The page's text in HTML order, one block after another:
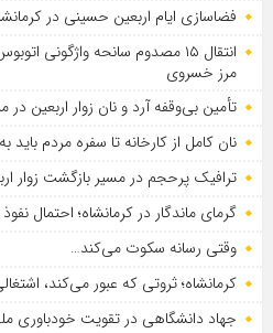
فضاسازی ایام اربعین حسینی در
انتقال ۱۵ مصدوم سانحه واژگونی
مرز خسروی
تأمین بی‌وقفه آرد و نان زوار اربعین
نان کامل از کارخانه تا سفره مردم
ترافیک پرحجم در مسیر بازگشت زوار
گرمای ماندگار در کرمانشاه؛ احتمال
وقتی رسانه سکوت می‌کند…
کرمانشاه؛ ثروتی که عبور می‌کند،
جهاد دانشگاهی در تقویت خودباوری